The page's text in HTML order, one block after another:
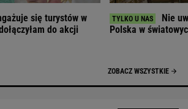
się turystów w
do akcji
Nie
Polska w
ZOBACZ WSZYSTKIE